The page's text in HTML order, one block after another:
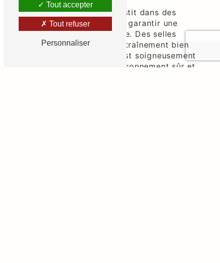
Poney Club De Grellery investit dans des
équipements de qualité pour garantir une
expérience équestre optimale. Des selles
confortables aux zones d'entraînement bien
entretenues, chaque détail est soigneusement
considéré pour offrir un environnement sûr et
Tout accepter
Tout refuser
Personnaliser